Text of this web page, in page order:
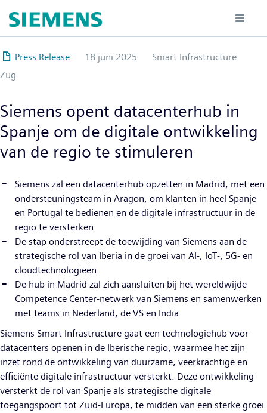
en
naar
de
inhoud
gaan
Press Release 18 juni 2025
Smart Infrastructure
Zug
Siemens opent datacenterhub in
Spanje om de digitale ontwikkeling
van de regio te stimuleren
Siemens zal een datacenterhub opzetten in Madrid, met een
ondersteuningsteam in Aragon, om klanten in heel Spanje
en Portugal te bedienen en de digitale infrastructuur in de
regio te versterken
De stap onderstreept de toewijding van Siemens aan de
strategische rol van Iberia in de groei van AI-, IoT-, 5G- en
cloudtechnologieën
De hub in Madrid zal zich aansluiten bij het wereldwijde
Competence Center-netwerk van Siemens en samenwerken
met teams in Nederland, de VS en India
Siemens Smart Infrastructure gaat een technologiehub voor
datacenters openen in de Iberische regio, waarmee het zijn
inzet rond de ontwikkeling van duurzame, veerkrachtige en
efficiënte digitale infrastructuur versterkt. Deze ontwikkeling
versterkt de rol van Spanje als strategische digitale
toegangspoort tot Zuid-Europa, te midden van een sterke groei